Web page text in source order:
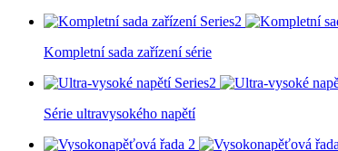
Kompletní sada zařízení série
Série ultravysokého napětí